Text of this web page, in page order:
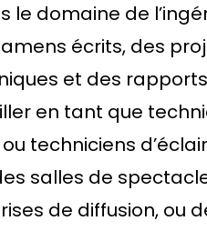
domaine de
écrits, des
et des rapports
en tant que
techniciens
salles de
de diffusion, ou